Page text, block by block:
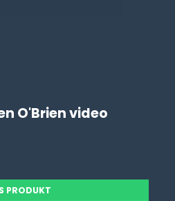
O'Brien video
PRODUKT